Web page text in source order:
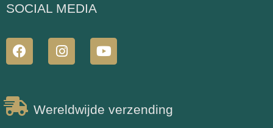
SOCIAL MEDIA
Wereldwijde verzending